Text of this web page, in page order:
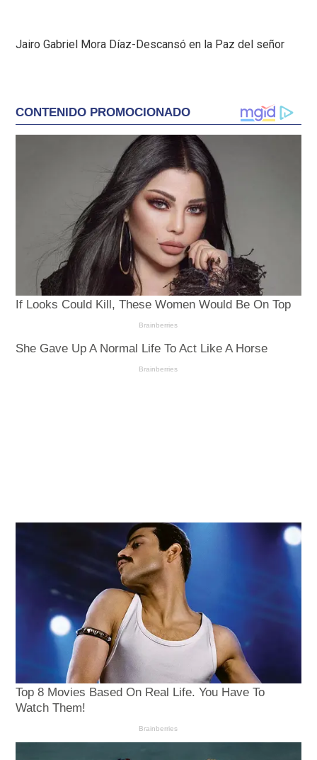
Jairo Gabriel Mora Díaz-Descansó en la Paz del señor